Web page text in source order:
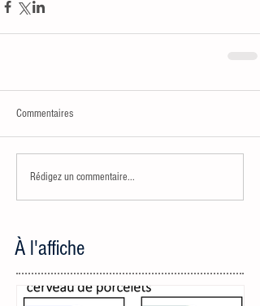
Commentaires
Rédigez un commentaire...
À l'affiche